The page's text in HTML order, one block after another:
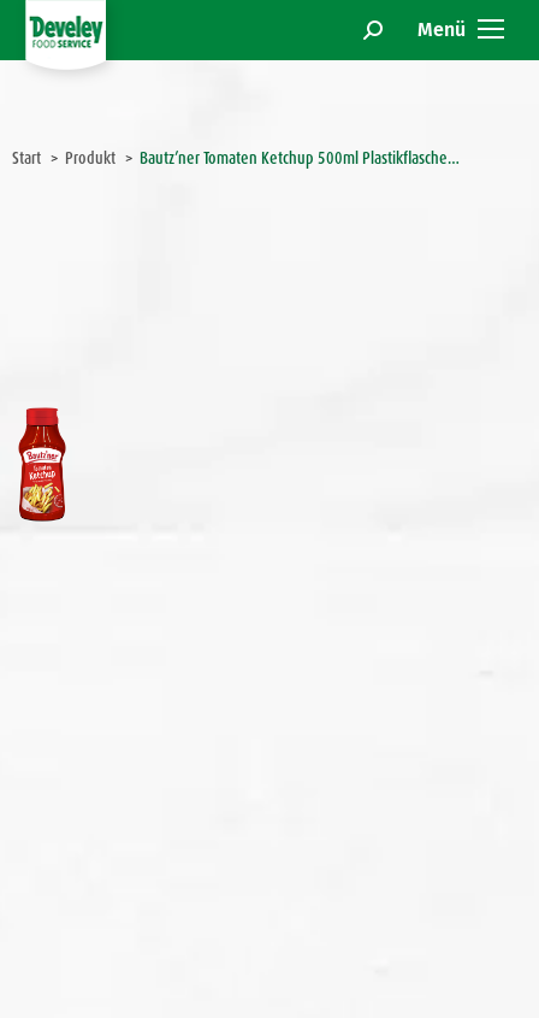
Menü
Search:
Start Produkt Bautz’ner Tomaten Ketchup 500ml Plastikflasche…